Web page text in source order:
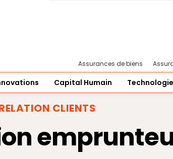
Assurances de biens
Capital Humain
CLIENTS